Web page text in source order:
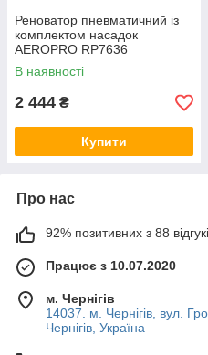
Реноватор пневматичний із
комплектом насадок
AEROPRO RP7636
В наявності
2 444 ₴
Купити
Про нас
92% позитивних з 88
Працює з 10.07.2020
м. Чернігів
14037. м. Чернігів, вул.
Чернігів, Україна